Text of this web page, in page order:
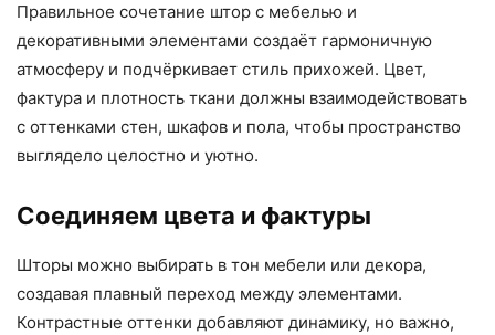
Правильное сочетание штор с мебелью и
декоративными элементами создаёт гармоничную
атмосферу и подчёркивает стиль прихожей. Цвет,
фактура и плотность ткани должны взаимодействовать
с оттенками стен, шкафов и пола, чтобы пространство
выглядело целостно и уютно.
Соединяем цвета и фактуры
Шторы можно выбирать в тон мебели или декора,
создавая плавный переход между элементами.
Контрастные оттенки добавляют динамику, но важно,